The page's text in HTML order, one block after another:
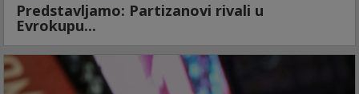
Predstavljamo: Partizanovi rivali u
Evrokupu...